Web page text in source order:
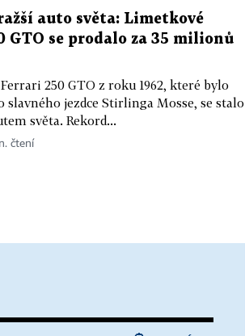
auto světa: Limetkové
GTO se prodalo za 35 milionů
250 GTO z roku 1962, které bylo
slavného jezdce Stirlinga Mosse, se stalo
světa. Rekord...
čtení